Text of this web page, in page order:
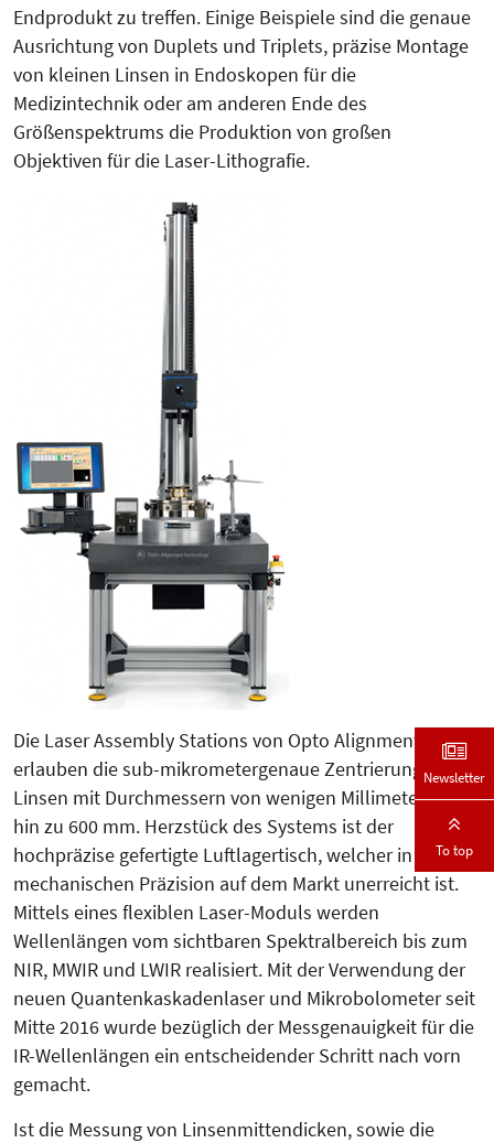
Endprodukt zu treffen. Einige Beispiele sind die genaue
Ausrich­tung von Duplets und Triplets, präzise Montage
von kleinen Linsen in Endoskopen für die
Medizintechnik oder am anderen Ende des
Größenspektrums die Produktion von großen
Objektiven für die Laser-Lithografie.
Die Laser Assembly Stations von Op­to Alignment
erlauben die sub-mi­­krometergenaue Zentrierung von
Linsen mit Durchmessern von wenigen Millimetern bis
hin zu 600 mm. Herzstück des Systems ist der
hochpräzise gefertigte Luftlagertisch, welcher in seiner
mechanischen Prä­zi­sion auf dem Markt unerreicht ist.
Mittels eines flexiblen Laser-Mo­duls werden
Wellenlängen vom sichtba­ren Spektralbereich bis zum
NIR, MWIR und LWIR realisiert. Mit der Verwendung der
neuen Quan­ten­kaskadenlaser und Mikro­bolo­me­ter seit
Mitte 2016 wurde bezüglich der Messgenauigkeit für die
IR-Wel­len­längen ein entscheidender Schritt nach vorn
gemacht.
Ist die Messung von Linsenmitten­dicken, sowie die
Newsletter
To top